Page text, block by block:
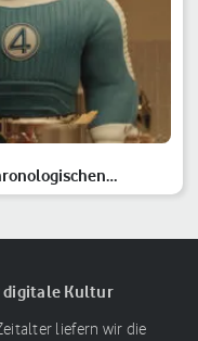
digitale Kultur
liefern wir die